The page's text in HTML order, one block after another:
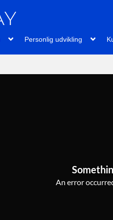
Personlig udvikling
An error